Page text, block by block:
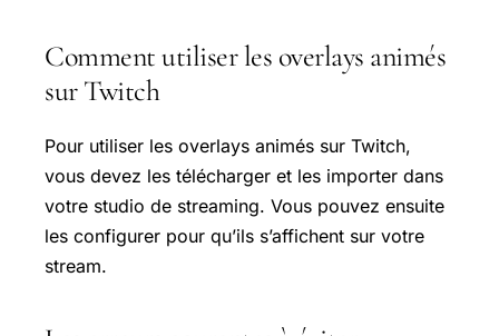
Comment utiliser les overlays animés
sur Twitch
Pour utiliser les overlays animés sur Twitch,
vous devez les télécharger et les importer dans
votre studio de streaming. Vous pouvez ensuite
les configurer pour qu’ils s’affichent sur votre
stream.